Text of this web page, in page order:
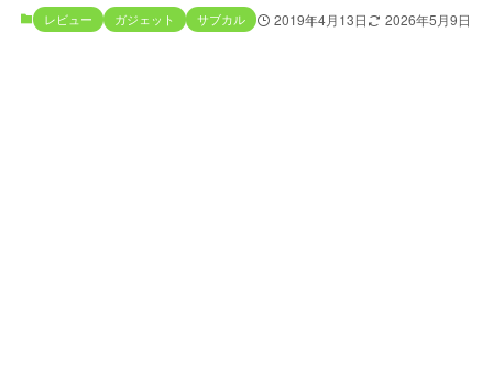
レビュー ガジェット サブカル 2019年4月13日 2026年5月9日